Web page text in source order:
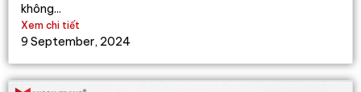
không...
Xem chi tiết
9 September, 2024